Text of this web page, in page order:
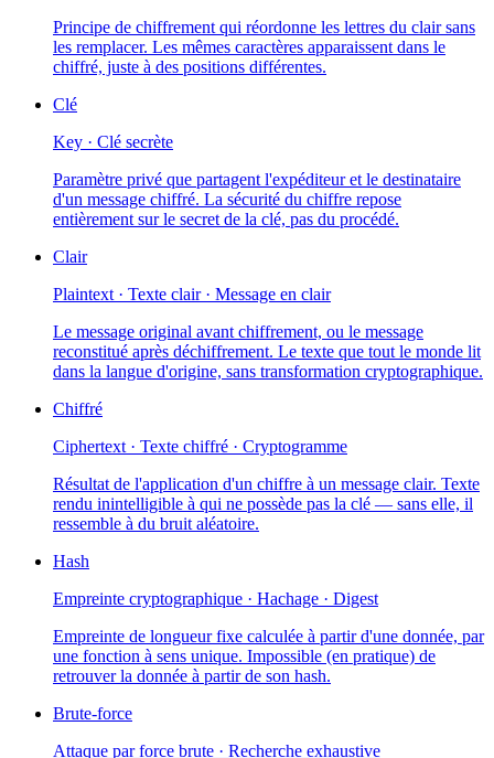
Principe de chiffrement qui réordonne les lettres du clair sans
les remplacer. Les mêmes caractères apparaissent dans le
chiffré, juste à des positions différentes.
Clé
Key · Clé secrète
Paramètre privé que partagent l'expéditeur et le destinataire
d'un message chiffré. La sécurité du chiffre repose
entièrement sur le secret de la clé, pas du procédé.
Clair
Plaintext · Texte clair · Message en clair
Le message original avant chiffrement, ou le message
reconstitué après déchiffrement. Le texte que tout le monde lit
dans la langue d'origine, sans transformation cryptographique.
Chiffré
Ciphertext · Texte chiffré · Cryptogramme
Résultat de l'application d'un chiffre à un message clair. Texte
rendu inintelligible à qui ne possède pas la clé — sans elle, il
ressemble à du bruit aléatoire.
Hash
Empreinte cryptographique · Hachage · Digest
Empreinte de longueur fixe calculée à partir d'une donnée, par
une fonction à sens unique. Impossible (en pratique) de
retrouver la donnée à partir de son hash.
Brute-force
Attaque par force brute · Recherche exhaustive